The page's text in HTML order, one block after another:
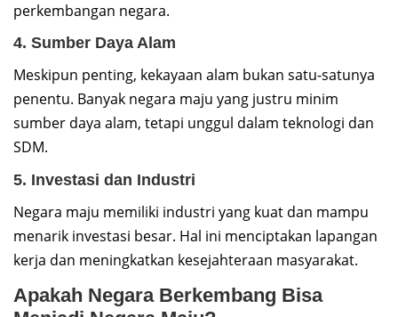
perkembangan negara.
4. Sumber Daya Alam
Meskipun penting, kekayaan alam bukan satu-satunya
penentu. Banyak negara maju yang justru minim
sumber daya alam, tetapi unggul dalam teknologi dan
SDM.
5. Investasi dan Industri
Negara maju memiliki industri yang kuat dan mampu
menarik investasi besar. Hal ini menciptakan lapangan
kerja dan meningkatkan kesejahteraan masyarakat.
Apakah Negara Berkembang Bisa